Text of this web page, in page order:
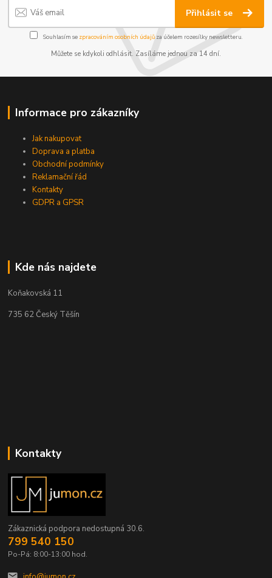
Přihlásit se
Souhlasím se zpracováním osobních údajůza účelem rozesílky newsletteru.
Můžete se kdykoli odhlásit. Zasíláme jednou za 14 dní.
Informace pro zákazníky
Jak nakupovat
Doprava a platba
Obchodní podmínky
Reklamační řád
Kontakty
GDPR a GPSR
Kde nás najdete
Koňakovská 11
735 62 Český Těšín
Kontakty
Zákaznická podpora nedostupná 30.6.
799 540 150
Po-Pá: 8:00-13:00 hod.